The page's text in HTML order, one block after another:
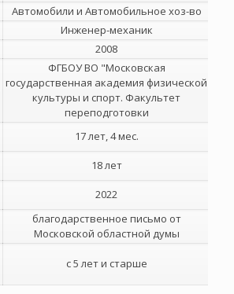
Автомобили и Автомобильное хоз-во
Инженер-механик
2008
ФГБОУ ВО "Московская
государственная академия физической
культуры и спорт. Факультет
переподготовки
17 лет, 4 мес.
18 лет
2022
благодарственное письмо от
Московской областной думы
с 5 лет и старше